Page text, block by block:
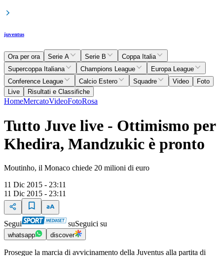
juventus
Ora per ora Serie A Serie B
Coppa Italia
Supercoppa Italiana
Champions League
Europa League
Conference League
Calcio Estero Squadre Video
Foto
Live
Risultati e Classifiche
HomeMercatoVideoFotoRosa
Tutto Juve live - Ottimismo per
Khedira, Mandzukic è pronto
Moutinho, il Monaco chiede 20 milioni di euro
11 Dic 2015 - 23:11
11 Dic 2015 - 23:11
Segui suSeguici su
whatsapp discover
Prosegue la marcia di avvicinamento della Juventus alla partita di